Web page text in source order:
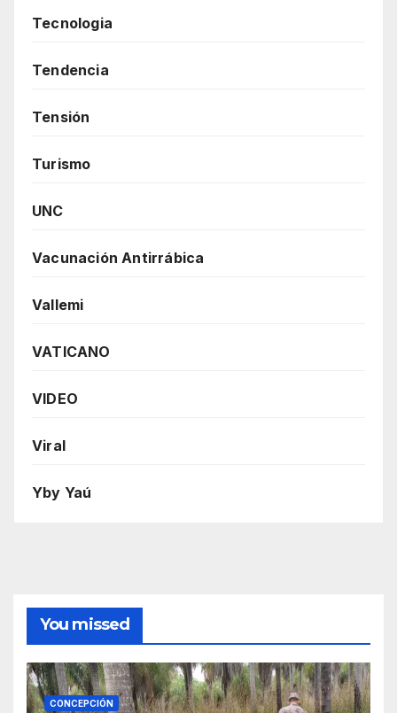
Tecnologia
Tendencia
Tensión
Turismo
UNC
Vacunación Antirrábica
Vallemi
VATICANO
VIDEO
Viral
Yby Yaú
You missed
CONCEPCIÓN